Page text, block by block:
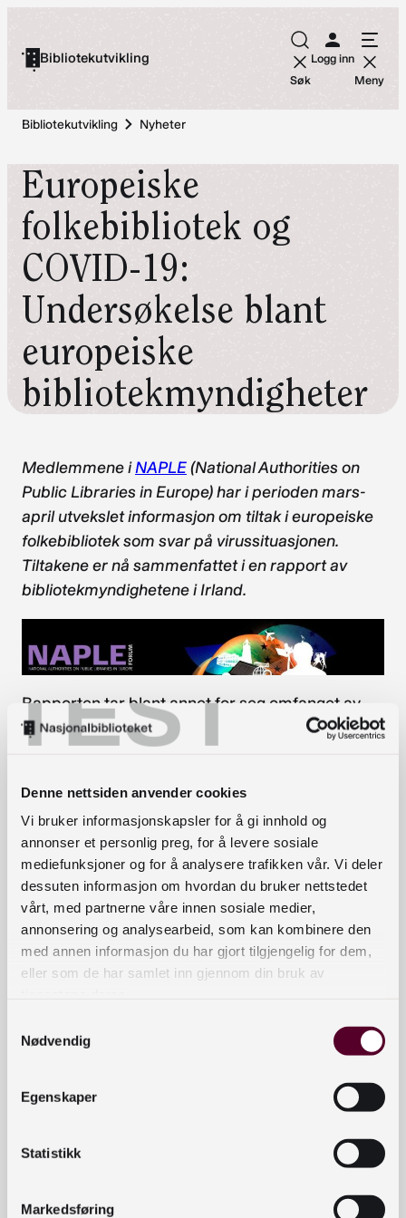
TEST
Denne nettsiden anvender cookies
Vi bruker informasjonskapsler for å gi innhold og
annonser et personlig preg, for å levere sosiale
mediefunksjoner og for å analysere trafikken vår. Vi deler
dessuten informasjon om hvordan du bruker nettstedet
vårt, med partnerne våre innen sosiale medier,
annonsering og analysearbeid, som kan kombinere den
med annen informasjon du har gjort tilgjengelig for dem,
eller som de har samlet inn gjennom din bruk av
Nødvendig
Egenskaper
Statistikk
Markedsføring
innholdBibliotekutvikling
Søk
Logg inn
Meny
Bibliotekutvikling Nyheter
Europeiske
folkebibliotek og
COVID-19:
Undersøkelse blant
europeiske
bibliotekmyndigheter
Medlemmene iNAPLE(National Authorities on
Public Libraries in Europe) har i perioden mars-
april utvekslet informasjon om tiltak i europeiske
folkebibliotek som svar på virussituasjonen.
Tiltakene er nå sammenfattet i en rapport av
bibliotekmyndighetene i Irland.
Rapporten tar blant annet for seg omfanget av
nedstenging, aktivitet hos bibliotekansatte,
tilgjengelige bibliotektjenester og
perioden fram til 24. april og kan leses som et
tilstandsbilde for de senere ukene.
De fleste bibliotek i Europa ble stengt for
publikum på ubestemt tid fra begynnelsen av
mars. Noen bibliotek tilbyr begrensede
utlånstjenester, men digitale tjenester har fått
størst prioritet.
men i tråd med smittevernregler. I flere tilfeller
rapporteres det om personale som er
helsetjenesten.Alternative tjenester for utlån av
land og inkluderer
take awayog
tjenester har blitt styrket og utvidet i perioden, og